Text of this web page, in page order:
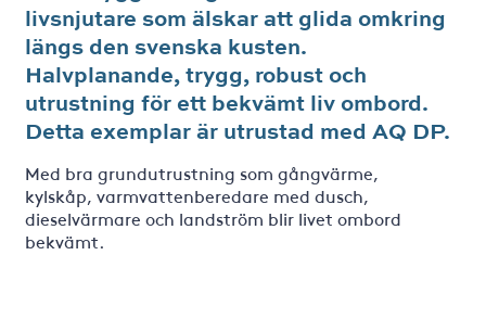
livsnjutare som älskar att glida omkring
längs den svenska kusten.
Halvplanande, trygg, robust och
utrustning för ett bekvämt liv ombord.
Detta exemplar är utrustad med AQ DP.
Med bra grundutrustning som gångvärme,
kylskåp, varmvattenberedare med dusch,
dieselvärmare och landström blir livet ombord
bekvämt.